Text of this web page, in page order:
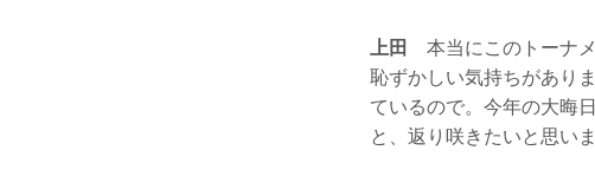
上田
本当にこのトーナ
恥ずかしい気持ちがあり
ているので。今年の大晦
と、返り咲きたいと思いま